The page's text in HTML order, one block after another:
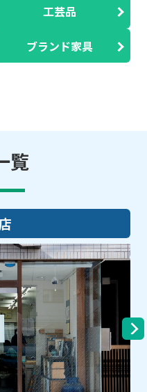
工芸品
ブランド家具
覧